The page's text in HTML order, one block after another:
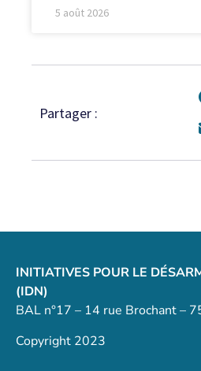
5 août 2026
Partager :
INITIATIVES POUR LE
(IDN)
BAL n°17 – 14 rue Brochant –
Copyright 2023